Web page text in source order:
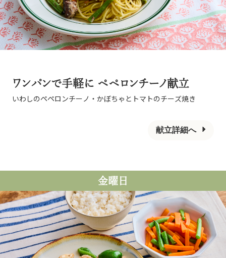
ワンパンで手軽に ペペロンチーノ献立
いわしのペペロンチーノ・かぼちゃとトマトのチーズ焼き
献立詳細へ
金曜日